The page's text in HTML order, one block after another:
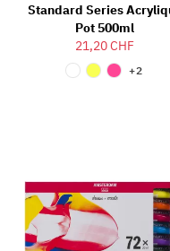
Standard Series
Pot 500ml
21,20 CHF
+2